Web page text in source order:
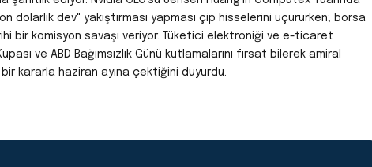
dolarlık dev" yakıştırması yapması çip hisselerini uçururken; borsa
bir komisyon savaşı veriyor. Tüketici elektroniği ve e-ticaret
ve ABD Bağımsızlık Günü kutlamalarını fırsat bilerek amiral
kararla haziran ayına çektiğini duyurdu.